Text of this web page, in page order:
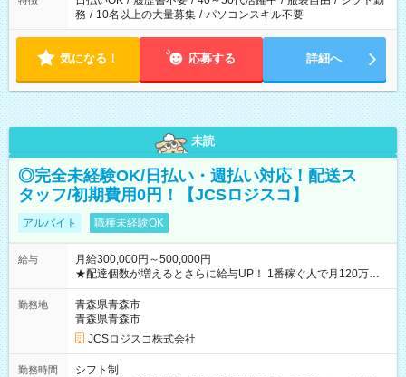
務 / 10名以上の大量募集 / パソコンスキル不要
気になる！ 応募する 詳細へ
未読
◎完全未経験OK/日払い・週払い対応！配送ス
タッフ/初期費用0円！【JCSロジスコ】
アルバイト 職種未経験OK
給与
月給300,000円～500,000円
★配達個数が増えるとさらに給与UP！ 1番稼ぐ人で月120万ほ
ど！ ・主要都市エリア 月収55万円／週5日稼働 月収65万~112
万円／週6日稼働 ・地方郊外エリア 月収40万円／週5日稼働 月
収40万円~50万円／週6日稼働 ＜モデルイメージ＞ ■月収50万
円 (27歳男性/江東区在住)※元建築関係 1日150個配達×25日勤務
(日休み) ■月収80万円(43歳男性/墨田区在住)※元営業 1日200個
勤務地
青森県青森市
青森県青森市
JCSロジスコ株式会社
勤務時間
シフト制